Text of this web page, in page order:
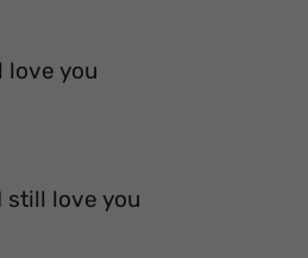
love you
still love you